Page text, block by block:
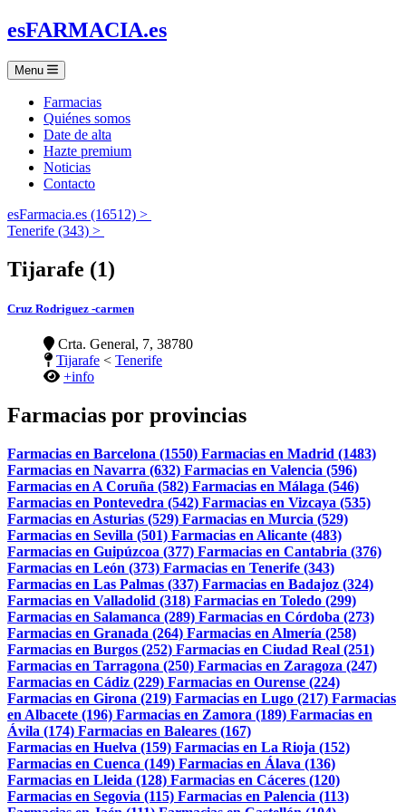
esFARMACIA.es
Menu
Farmacias
Quiénes somos
Date de alta
Hazte premium
Noticias
Contacto
esFarmacia.es (16512) >
Tenerife (343) >
Tijarafe (1)
Cruz Rodriguez -carmen
Crta. General, 7, 38780
Tijarafe < Tenerife
+info
Farmacias por provincias
Farmacias en Barcelona (1550) Farmacias en Madrid (1483)
Farmacias en Navarra (632) Farmacias en Valencia (596)
Farmacias en A Coruña (582) Farmacias en Málaga (546)
Farmacias en Pontevedra (542) Farmacias en Vizcaya (535)
Farmacias en Asturias (529) Farmacias en Murcia (529)
Farmacias en Sevilla (501) Farmacias en Alicante (483)
Farmacias en Guipúzcoa (377) Farmacias en Cantabria (376)
Farmacias en León (373) Farmacias en Tenerife (343)
Farmacias en Las Palmas (337) Farmacias en Badajoz (324)
Farmacias en Valladolid (318) Farmacias en Toledo (299)
Farmacias en Salamanca (289) Farmacias en Córdoba (273)
Farmacias en Granada (264) Farmacias en Almería (258)
Farmacias en Burgos (252) Farmacias en Ciudad Real (251)
Farmacias en Tarragona (250) Farmacias en Zaragoza (247)
Farmacias en Cádiz (229) Farmacias en Ourense (224)
Farmacias en Girona (219) Farmacias en Lugo (217) Farmacias
en Albacete (196) Farmacias en Zamora (189) Farmacias en
Ávila (174) Farmacias en Baleares (167)
Farmacias en Huelva (159) Farmacias en La Rioja (152)
Farmacias en Cuenca (149) Farmacias en Álava (136)
Farmacias en Lleida (128) Farmacias en Cáceres (120)
Farmacias en Segovia (115) Farmacias en Palencia (113)